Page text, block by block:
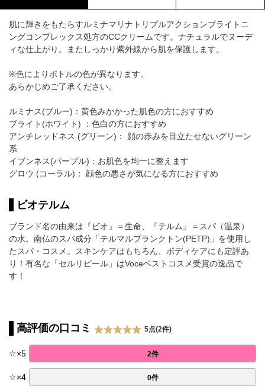
肌に輝きをもたらすルミナマリナトリプルアクションブライトニ
ングコンプレックス処方のCCクリームです。ナチュラルでヌーデ
ィな仕上がり。またしっかり紫外線から肌を保護します。
※色によりボトルの色が異なります。
あらかじめご了承ください。
ルミナス(ブルー)：黄色みかかった肌色の方におすすめ
ブライト(ホワイト) ：色白の方におすすめ
アンチレッドネス (グリーン)： 顔の赤みを目立たせないグリーン
系
イブンネス(パープル)：お肌色を均一に整えます
グロウ (コーラル)： 顔色の悪さが気になる方におすすめ
ビオテルム
ブランド名の由来は『ビオ』＝生命、『テルム』＝スパ（温泉）
の水。南仏のスパ成分「テルマルプランクトン(PETP)」を使用し
たスパ・コスメ。スキンケアはもちろん、ボディケアにも定評あ
り！有名な「セルリピール 」はVoceベストコスメ受賞の逸品で
す！
高評価の口コミ 5点(2件)
☆×5 2件
☆×4 0件